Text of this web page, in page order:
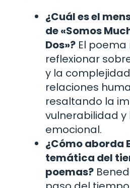
¿Cuál es el
de «Somos
Dos»? El poema
reflexionar
y la
relaciones
resaltando la
vulnerabilidad y
emocional.
¿Cómo aborda
temática del
poemas?